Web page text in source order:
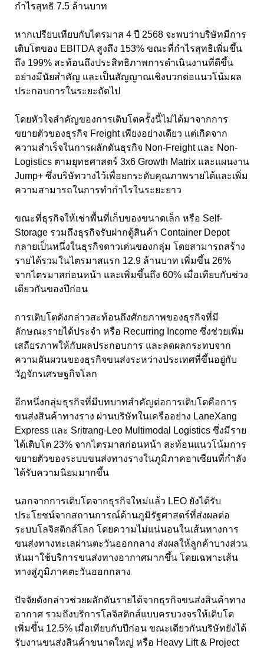
กำไรสุทธิ 7.5 ล้านบาท
หากเปรียบเทียบกับไตรมาส 4 ปี 2568 จะพบว่าบริษัทมีการ
เติบโตของ EBITDA สูงถึง 153% ขณะที่กำไรสุทธิเพิ่มขึ้น
ถึง 199% สะท้อนถึงประสิทธิภาพการดำเนินงานที่ดีขึ้น
อย่างมีนัยสำคัญ และเป็นสัญญาณเชิงบวกต่อแนวโน้มผล
ประกอบการในระยะถัดไป
โดยหัวใจสำคัญของการเติบโตครั้งนี้ไม่ได้มาจากการ
ขยายตัวของธุรกิจ Freight เพียงอย่างเดียว แต่เกิดจาก
ความสำเร็จในการผลักดันธุรกิจ Non-Freight และ Non-
Logistics ตามยุทธศาสตร์ 3x6 Growth Matrix และแผนงาน
Jump+ ซึ่งบริษัทวางไว้เพื่อยกระดับคุณภาพรายได้และเพิ่ม
ความสามารถในการทำกำไรในระยะยาว
ขณะที่ธุรกิจให้เช่าพื้นที่เก็บของขนาดเล็ก หรือ Self-
Storage รวมถึงธุรกิจรับฝากตู้สินค้า Container Depot
กลายเป็นหนึ่งในธุรกิจดาวเด่นของกลุ่ม โดยสามารถสร้าง
รายได้รวมในไตรมาสแรก 12.9 ล้านบาท เพิ่มขึ้น 26%
จากไตรมาสก่อนหน้า และเพิ่มขึ้นถึง 60% เมื่อเทียบกับช่วง
เดียวกันของปีก่อน
การเติบโตดังกล่าวสะท้อนถึงศักยภาพของธุรกิจที่มี
ลักษณะรายได้ประจำ หรือ Recurring Income ซึ่งช่วยเพิ่ม
เสถียรภาพให้กับผลประกอบการ และลดผลกระทบจาก
ความผันผวนของธุรกิจขนส่งระหว่างประเทศที่ขึ้นอยู่กับ
วัฏจักรเศรษฐกิจโลก
อีกหนึ่งกลุ่มธุรกิจที่มีบทบาทสำคัญต่อการเติบโตคือการ
ขนส่งสินค้าทางราง ผ่านบริษัทในเครืออย่าง LaneXang
Express และ Sritrang-Leo Multimodal Logistics ซึ่งมีราย
ได้เติบโต 23% จากไตรมาสก่อนหน้า สะท้อนแนวโน้มการ
ขยายตัวของระบบขนส่งทางรางในภูมิภาคอาเซียนที่กำลัง
ได้รับความนิยมมากขึ้น
นอกจากการเติบโตจากธุรกิจใหม่แล้ว LEO ยังได้รับ
ประโยชน์จากสถานการณ์ด้านภูมิรัฐศาสตร์ที่ส่งผลต่อ
ระบบโลจิสติกส์โลก โดยความไม่แน่นอนในเส้นทางการ
ขนส่งทางทะเลผ่านตะวันออกกลาง ส่งผลให้ลูกค้าบางส่วน
หันมาใช้บริการขนส่งทางอากาศมากขึ้น โดยเฉพาะเส้น
ทางสู่ภูมิภาคตะวันออกกลาง
ปัจจัยดังกล่าวช่วยผลักดันรายได้จากธุรกิจขนส่งสินค้าทาง
อากาศ รวมถึงบริการโลจิสติกส์แบบครบวงจรให้เติบโต
เพิ่มขึ้น 12.5% เมื่อเทียบกับปีก่อน ขณะเดียวกันบริษัทยังได้
รับงานขนส่งสินค้าขนาดใหญ่ หรือ Heavy Lift & Project